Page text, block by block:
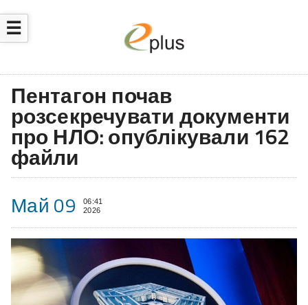
☰
Пентагон почав
розсекречувати документи
про НЛО: опублікували 162
файли
Май 09
06:41
2026